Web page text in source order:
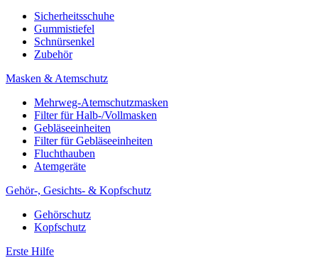
Sicherheitsschuhe
Gummistiefel
Schnürsenkel
Zubehör
Masken & Atemschutz
Mehrweg-Atemschutzmasken
Filter für Halb-/Vollmasken
Gebläseeinheiten
Filter für Gebläseeinheiten
Fluchthauben
Atemgeräte
Gehör-, Gesichts- & Kopfschutz
Gehörschutz
Kopfschutz
Erste Hilfe